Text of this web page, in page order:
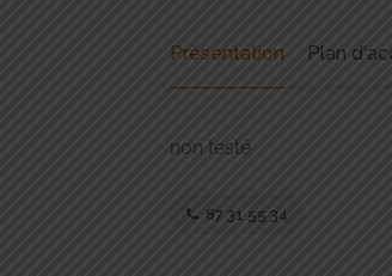
Présentation Plan
non testé
87 31 55 34